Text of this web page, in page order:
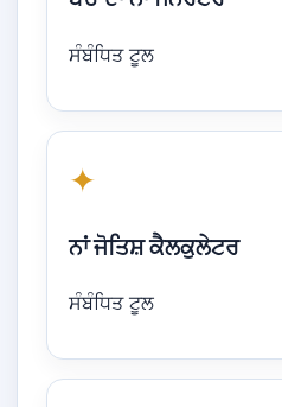
ਸੰਬੰਧਿਤ ਟੂਲ
✦
ਨਾਂ ਜੋਤਿਸ਼ ਕੈਲਕੁਲੇਟਰ
ਸੰਬੰਧਿਤ ਟੂਲ